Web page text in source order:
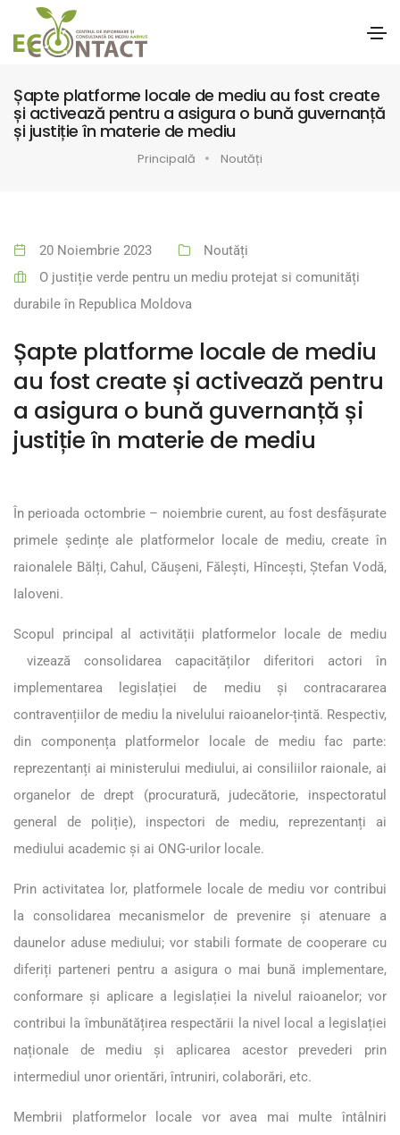
Șapte platforme locale de mediu au fost create
și activează pentru a asigura o bună guvernanță
și justiție în materie de mediu
Principală Noutăți
20 Noiembrie 2023
Noutăți
O justiție verde pentru un mediu protejat si comunități
durabile în Republica Moldova
Șapte platforme locale de mediu
au fost create și activează pentru
a asigura o bună guvernanță și
justiție în materie de mediu
În perioada octombrie – noiembrie curent, au fost desfășurate
primele ședințe ale platformelor locale de mediu, create în
raionalele Bălți, Cahul, Căușeni, Fălești, Hîncești, Ștefan Vodă,
Ialoveni.
Scopul principal al activității platformelor locale de mediu
vizează consolidarea capacităților diferitori actori în
implementarea legislației de mediu și contracararea
contravențiilor de mediu la nivelului raioanelor-țintă. Respectiv,
din componența platformelor locale de mediu fac parte:
reprezentanți ai ministerului mediului, ai consiliilor raionale, ai
organelor de drept (procuratură, judecătorie, inspectoratul
general de poliție), inspectori de mediu, reprezentanți ai
mediului academic și ai ONG-urilor locale.
Prin activitatea lor, platformele locale de mediu vor contribui
la consolidarea mecanismelor de prevenire și atenuare a
daunelor aduse mediului; vor stabili formate de cooperare cu
diferiți parteneri pentru a asigura o mai bună implementare,
conformare și aplicare a legislației la nivelul raioanelor; vor
contribui la îmbunătățirea respectării la nivel local a legislației
naționale de mediu și aplicarea acestor prevederi prin
intermediul unor orientări, întruniri, colaborări, etc.
Membrii platformelor locale vor avea mai multe întâlniri